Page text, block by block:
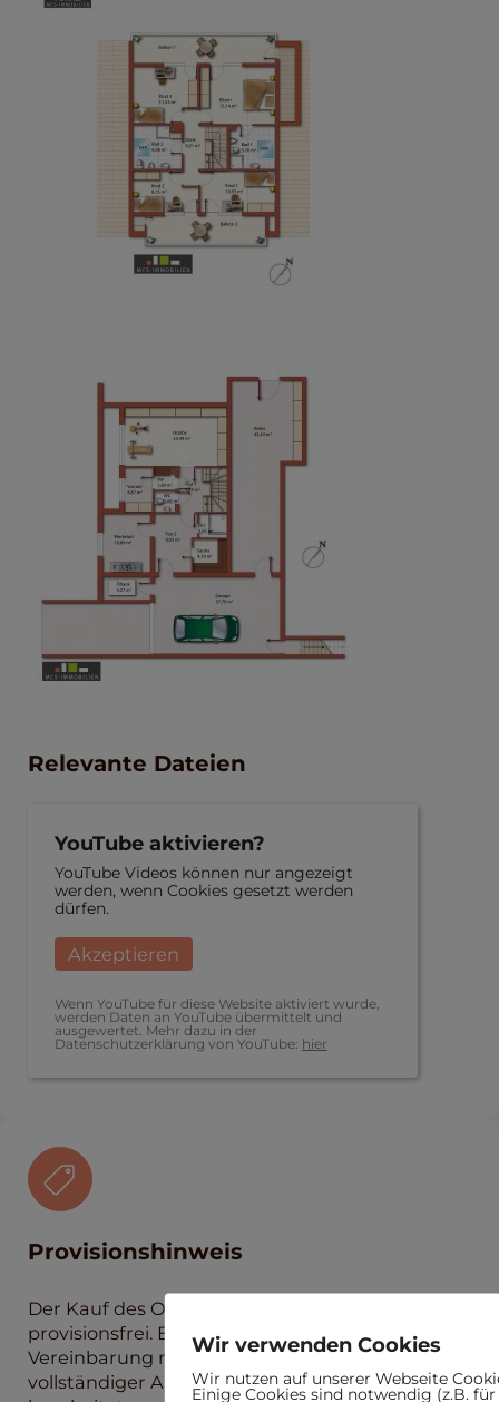
Relevante Dateien
YouTube aktivieren?
YouTube Videos können nur angezeigt
werden, wenn Cookies gesetzt werden
dürfen.
Akzeptieren
Wenn YouTube für diese Website aktiviert wurde,
werden Daten an YouTube übermittelt und
ausgewertet. Mehr dazu in der
Datenschutzerklärung von YouTube: hier
Provisionshinweis
Der Kauf des Objektes ist für den Käufer
provisionsfrei. Besichtigungstermine sind nach
Vereinbarung möglich. Anfragen können nur bei
vollständiger Angabe Ihrer Kontaktdaten
Wir verwenden Cookies
Wir nutzen auf unserer Webseite
Einige Cookies sind notwendig (z.B. für